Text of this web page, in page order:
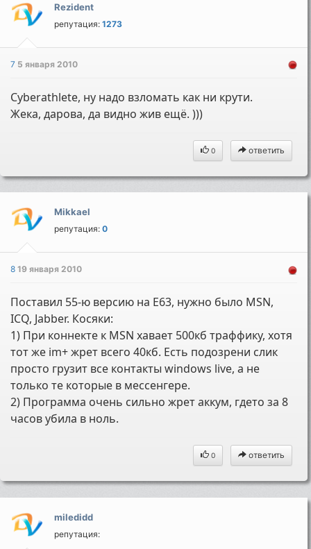
Rezident
репутация:1273
7 5 января 2010
Cyberathlete, ну надо взломать как ни крути.
Жека, дарова, да видно жив ещё. )))
0 ответить
Mikkael
репутация:0
819 января 2010
Поставил 55-ю версию на E63, нужно было MSN,
ICQ, Jabber. Косяки:
1) При коннекте к MSN хавает 500кб траффику, хотя
тот же im+ жрет всего 40кб. Есть подозрени слик
просто грузит все контакты windows live, а не
только те которые в мессенгере.
2) Программа очень сильно жрет аккум, гдето за 8
часов убила в ноль.
0 ответить
miledidd
репутация: